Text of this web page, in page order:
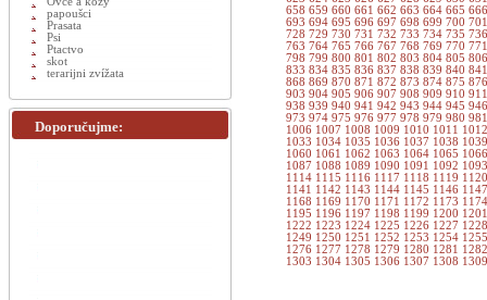
658 659 660 661 662 663 664 665
693 694 695 696 697 698 699 700
728 729 730 731 732 733 734 735
763 764 765 766 767 768 769 770
798 799 800 801 802 803 804 805
833 834 835 836 837 838 839 840
868 869 870 871 872 873 874 875
903 904 905 906 907 908 909 910
938 939 940 941 942 943 944 945
973 974 975 976 977 978 979 980
1006 1007 1008 1009 1010 1011
1033 1034 1035 1036 1037 1038
1060 1061 1062 1063 1064 1065
1087 1088 1089 1090 1091 1092
1114 1115 1116 1117 1118 1119
1141 1142 1143 1144 1145 1146
1168 1169 1170 1171 1172 1173
1195 1196 1197 1198 1199 1200
1222 1223 1224 1225 1226 1227
1249 1250 1251 1252 1253 1254
1276 1277 1278 1279 1280 1281
1303 1304 1305 1306 1307 1308
papoušci
Prasata
Psi
Ptactvo
skot
terarijni zvížata
Doporučujme: